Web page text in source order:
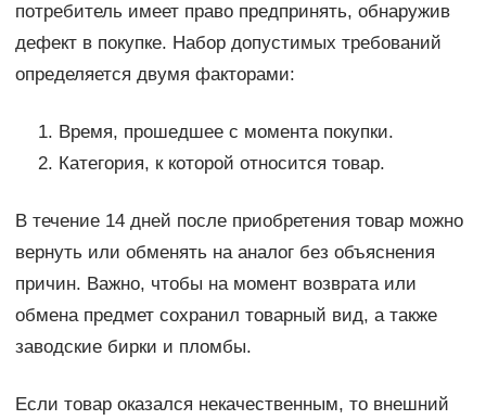
потребитель имеет право предпринять, обнаружив
дефект в покупке. Набор допустимых требований
определяется двумя факторами:
Время, прошедшее с момента покупки.
Категория, к которой относится товар.
В течение 14 дней после приобретения товар можно
вернуть или обменять на аналог без объяснения
причин. Важно, чтобы на момент возврата или
обмена предмет сохранил товарный вид, а также
заводские бирки и пломбы.
Если товар оказался некачественным, то внешний